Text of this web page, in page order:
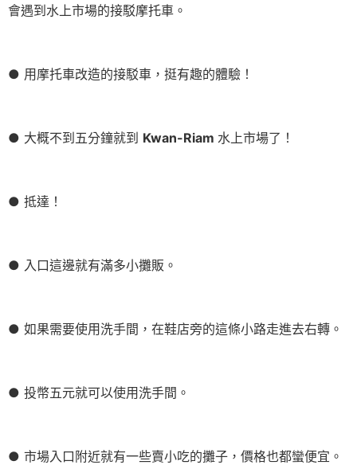
會遇到水上市場的接駁摩托車。
● 用摩托車改造的接駁車，挺有趣的體驗！
● 大概不到五分鐘就到 Kwan-Riam 水上市場了！
● 抵達！
● 入口這邊就有滿多小攤販。
● 如果需要使用洗手間，在鞋店旁的這條小路走進去右轉。
● 投幣五元就可以使用洗手間。
● 市場入口附近就有一些賣小吃的攤子，價格也都蠻便宜。